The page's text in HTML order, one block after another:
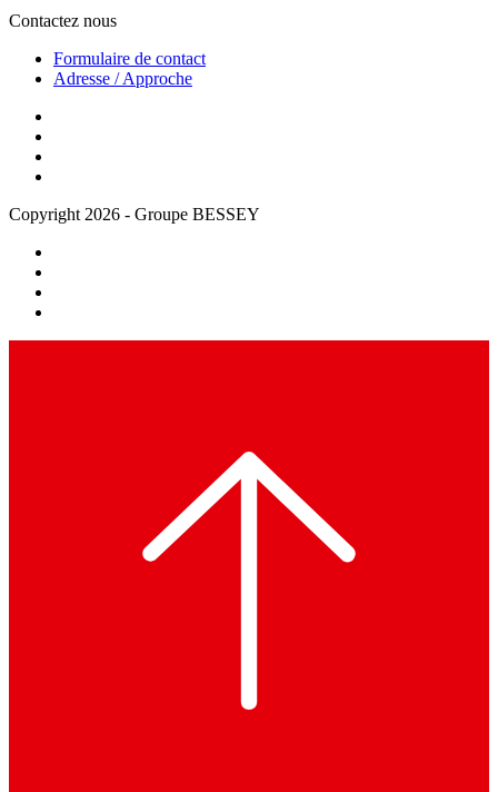
Contactez nous
Formulaire de contact
Adresse / Approche
Copyright 2026 - Groupe BESSEY